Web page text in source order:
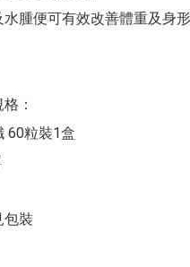
腫便可有效改善體重及身形
：
60粒裝1盒
包裝